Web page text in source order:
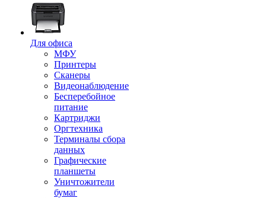
Для офиса
МФУ
Принтеры
Сканеры
Видеонаблюдение
Бесперебойное
питание
Картриджи
Оргтехника
Терминалы сбора
данных
Графические
планшеты
Уничтожители
бумаг